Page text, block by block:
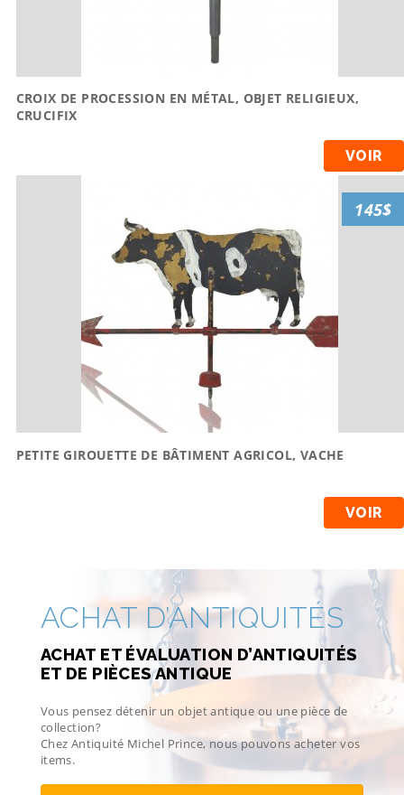
CROIX DE PROCESSION EN MÉTAL, OBJET RELIGIEUX,
CRUCIFIX
VOIR
PETITE GIROUETTE DE BÂTIMENT AGRICOL, VACHE
VOIR
145$
ACHAT D’ANTIQUITÉS
ACHAT ET ÉVALUATION D’ANTIQUITÉS
ET DE PIÈCES ANTIQUE
Vous pensez détenir un objet antique ou une pièce de
collection?
Chez Antiquité Michel Prince, nous pouvons acheter vos
items.